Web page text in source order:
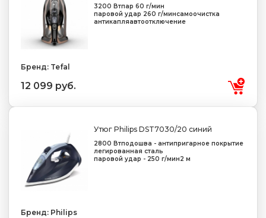
3200 Втпар 60 г/мин
паровой удар 260 г/минсамоочистка
антикапляавтоотключение
Бренд: Tefal
12 099 руб.
Утюг Philips DST7030/20 синий
2800 Втподошва - антипригарное покрытие
легированная сталь
паровой удар - 250 г/мин2 м
Бренд: Philips